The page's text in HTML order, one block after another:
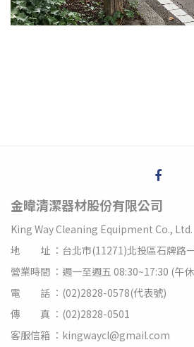
金暐清潔器材股份有限公司
King Way Cleaning Equipment Co., Ltd.
地 址 ：台北市(11271)北投區石牌路
營業時間 ：週一至週五 08:30~17:30 (午
電 話 ：(02)2828-0578(代表號)
傳 真 ：(02)2828-0501
客服信箱 ：kingwaycl@gmail.com